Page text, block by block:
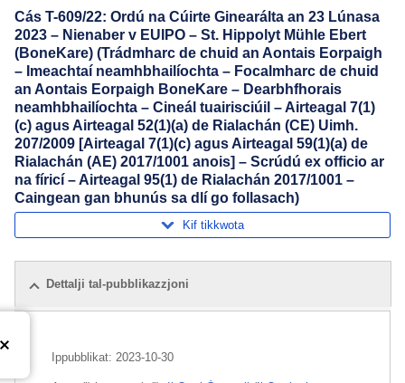
Cás T-609/22: Ordú na Cúirte Ginearálta an 23 Lúnasa
2023 – Nienaber v EUIPO – St. Hippolyt Mühle Ebert
(BoneKare) (Trádmharc de chuid an Aontais Eorpaigh
– Imeachtaí neamhbhailíochta – Focalmharc de chuid
an Aontais Eorpaigh BoneKare – Dearbhfhorais
neamhbhailíochta – Cineál tuairisciúil – Airteagal 7(1)
(c) agus Airteagal 52(1)(a) de Rialachán (CE) Uimh.
207/2009 [Airteagal 7(1)(c) agus Airteagal 59(1)(a) de
Rialachán (AE) 2017/1001 anois] – Scrúdú ex officio ar
na fíricí – Airteagal 95(1) de Rialachán 2017/1001 –
Caingean gan bhunús sa dlí go follasach)
Kif tikkwota
Dettalji tal-pubblikazzjoni
Ippubblikat: 2023-10-30